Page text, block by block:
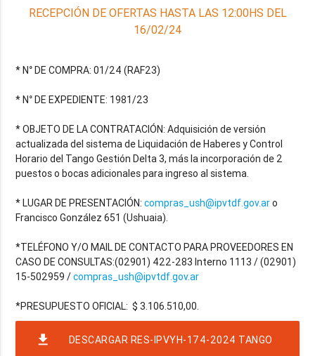
RECEPCIÓN DE OFERTAS HASTA LAS 12:00HS DEL
16/02/24
* N° DE COMPRA: 01/24 (RAF23)
* N° DE EXPEDIENTE: 1981/23
* OBJETO DE LA CONTRATACIÓN: Adquisición de versión
actualizada del sistema de Liquidación de Haberes y Control
Horario del Tango Gestión Delta 3, más la incorporación de 2
puestos o bocas adicionales para ingreso al sistema.
* LUGAR DE PRESENTACIÓN:compras_ush@ipvtdf.gov.aro
Francisco González 651 (Ushuaia).
*TELÉFONO Y/O MAIL DE CONTACTO PARA PROVEEDORES EN
CASO DE CONSULTAS:(02901) 422-283 Interno 1113 / (02901)
15-502959 /compras_ush@ipvtdf.gov.ar
file_download DESCARGAR RES-IPVYH-174-2024 TANGO